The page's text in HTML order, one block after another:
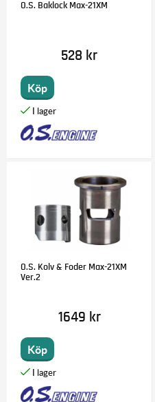
O.S. Baklock Max-21XM
528 kr
Köp
O.S. Kolv & Foder Max-21XM
Ver.2
1649 kr
Köp